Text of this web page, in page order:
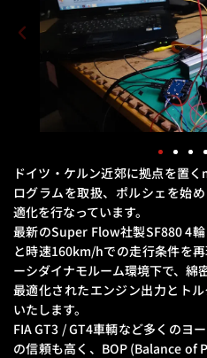
ドイツ・ケルン近郊に拠点を置
ログラムを取扱、 ポルシェを始
適化を行なっています。
最新のSuper Flow社製SF880 4
と時速160km/hでの走行条件を
ーシダイナモルーム環境下で、 綿
最適化されたエンジン出力とト
いたします。
FIA GT3 / GT4車輌など多くのヨ
の信頼も高く、 BOP (Balance of